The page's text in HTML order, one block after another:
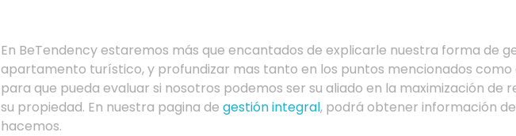
En BeTendency estaremos más que encantados de explicarle nuestra forma de
apartamento turístico, y profundizar mas tanto en los puntos mencionados como
para que pueda evaluar si nosotros podemos ser su aliado en la maximización de
su propiedad. En nuestra pagina degestión integral, podrá obtener información
hacemos.